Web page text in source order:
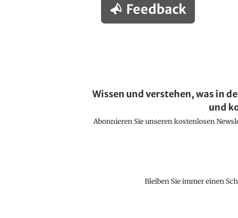
Feedback
Wissen und verstehen, was in
und
Abonnieren Sie unseren kostenlosen
Bleiben Sie immer einen